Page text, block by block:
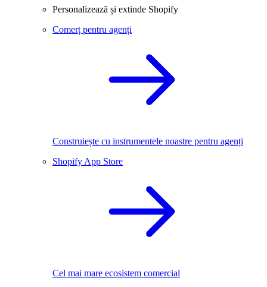
Personalizează și extinde Shopify
Comerț pentru agenți
Construiește cu instrumentele noastre pentru agenți
Shopify App Store
Cel mai mare ecosistem comercial